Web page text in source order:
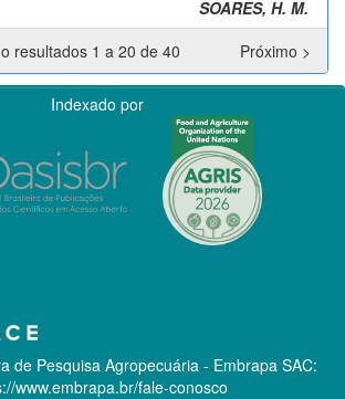
SOARES, H. M.
resultados 1 a 20 de 40
Próximo >
Indexado por
de Pesquisa Agropecuária - Embrapa SAC:
www.embrapa.br/fale-conosco